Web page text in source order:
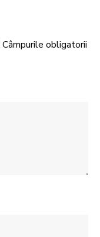
Câmpurile obligatorii